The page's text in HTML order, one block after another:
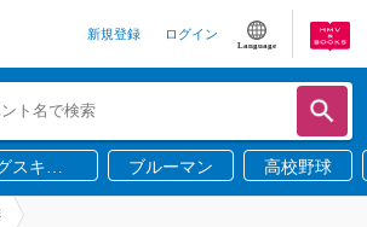
新規登録 ログイン
Language
スキニ
ブルーマン 高校野球